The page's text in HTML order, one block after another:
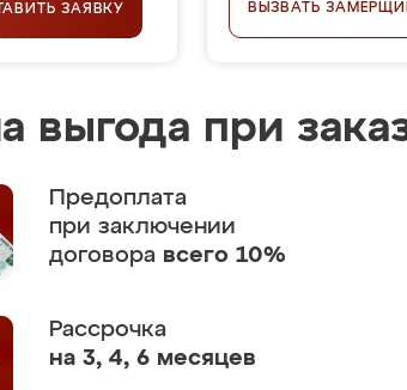
ЗАЯВКУ ВЫЗВАТЬ
выгода при
Предоплата
при заключении
договора всего 10%
Рассрочка
на 3, 4, 6 месяцев